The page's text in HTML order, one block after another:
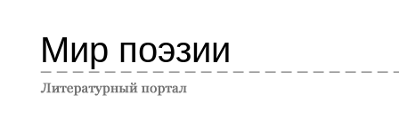
Мир поэзии